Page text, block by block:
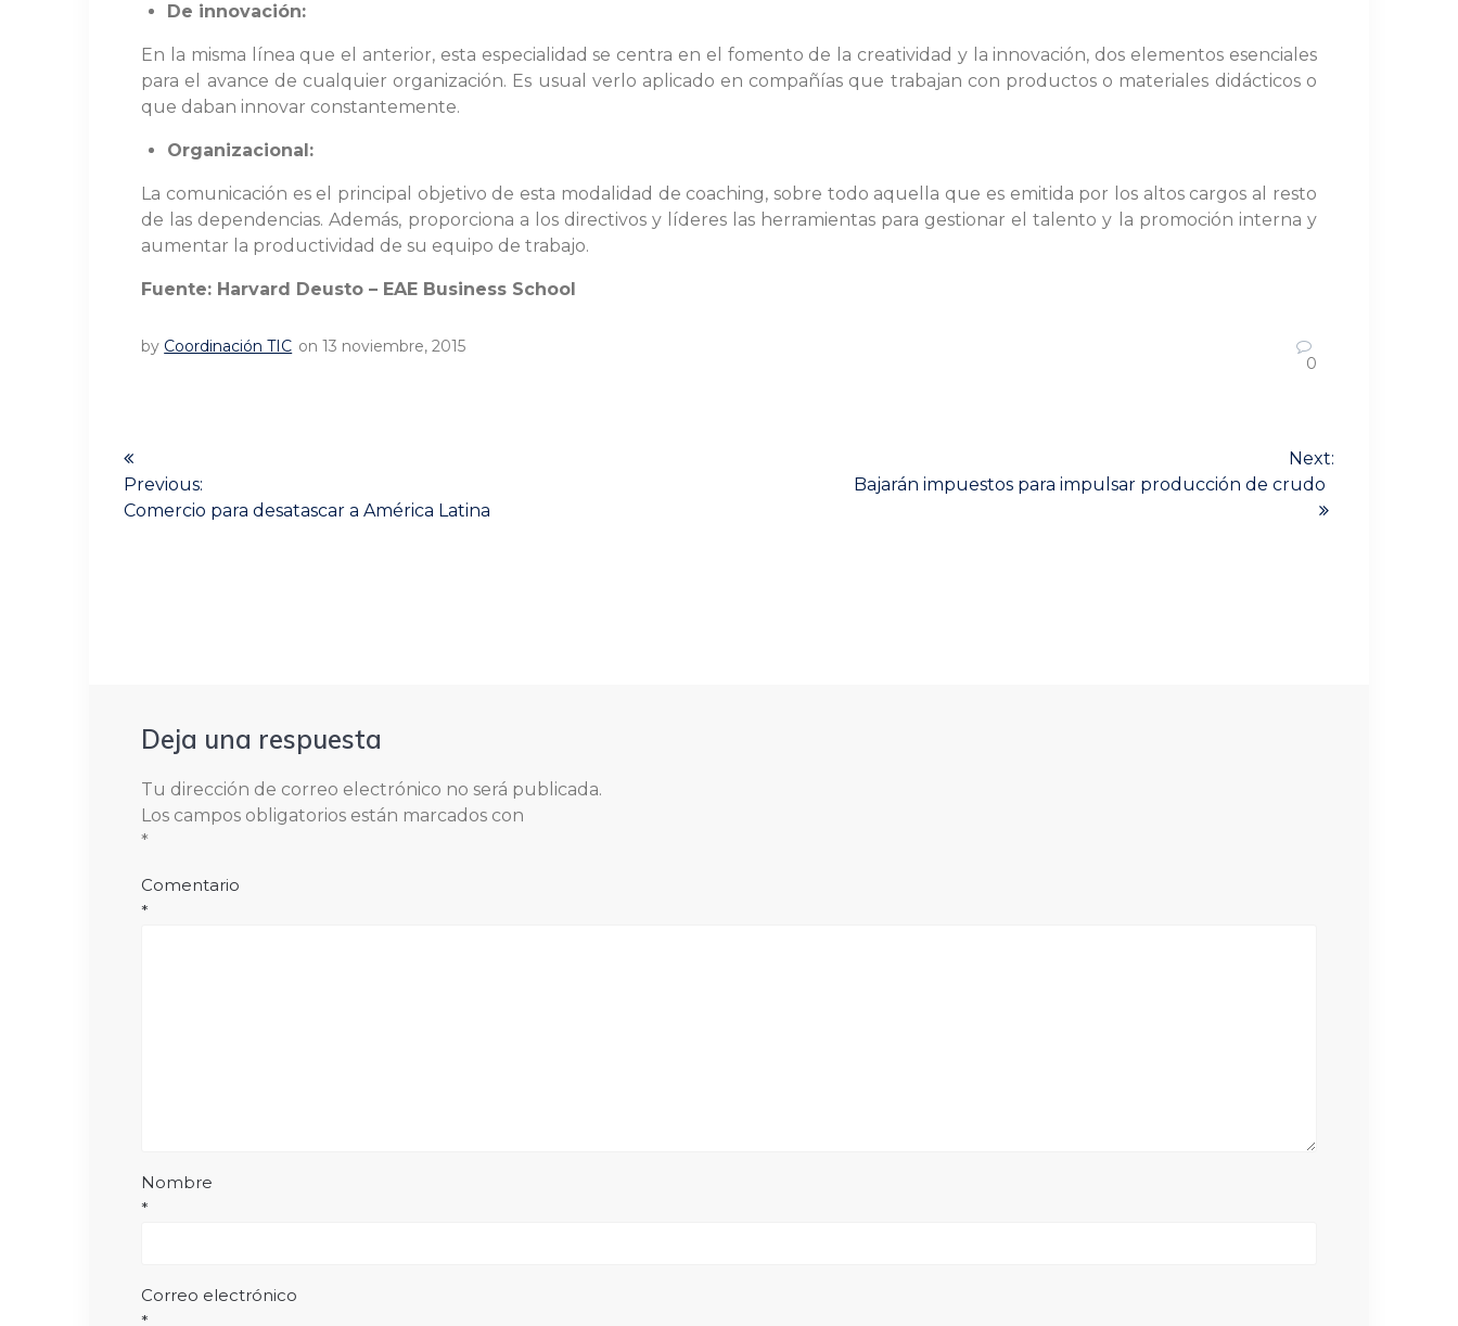
De innovación:
En la misma línea que el anterior, esta especialidad se centra en el fomento de la creatividad y la innovación, dos elementos esenciales
para el avance de cualquier organización. Es usual verlo aplicado en compañías que trabajan con productos o materiales didácticos o
que daban innovar constantemente.
Organizacional:
La comunicación es el principal objetivo de esta modalidad de coaching, sobre todo aquella que es emitida por los altos cargos al resto
de las dependencias. Además, proporciona a los directivos y líderes las herramientas para gestionar el talento y la promoción interna y
aumentar la productividad de su equipo de trabajo.
Fuente: Harvard Deusto – EAE Business School
by Coordinación TIC on 13 noviembre, 2015
0
Navegación
dePrevious:
Previous
Comercio para desatascar a América Latina
Next:
Bajarán impuestos para impulsar producción de crudo
Deja una respuesta
Tu dirección de correo electrónico no será publicada.
Los campos obligatorios están marcados con
*
Comentario
*
Nombre
*
Correo electrónico
*